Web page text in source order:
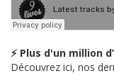
⚡ Plus d'un million
Découvrez ici, nos